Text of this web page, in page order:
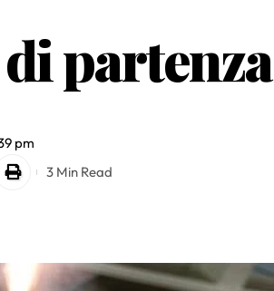
partenza
pm
3 Min Read